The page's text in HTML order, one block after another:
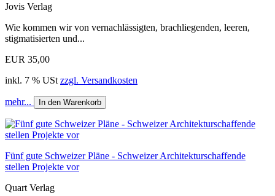
Jovis Verlag
Wie kommen wir von vernachlässigten, brachliegenden, leeren,
stigmatisierten und...
EUR 35,00
inkl. 7 % USt zzgl. Versandkosten
mehr... In den Warenkorb
Fünf gute Schweizer Pläne - Schweizer Architekturschaffende
stellen Projekte vor
Quart Verlag